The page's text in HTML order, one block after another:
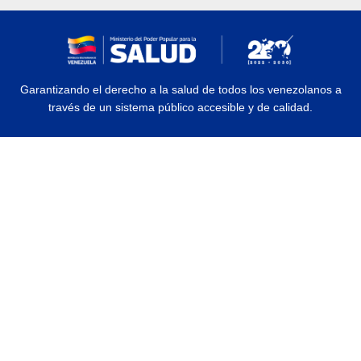
Garantizando el derecho a la salud de todos los venezolanos a
través de un sistema público accesible y de calidad.